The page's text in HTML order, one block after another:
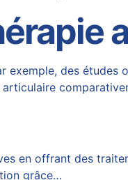
exemple, des études
en offrant des
grâce…